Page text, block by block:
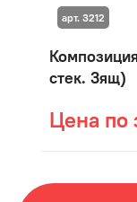
стек. 3ящ)
Цена по
арт. 3212